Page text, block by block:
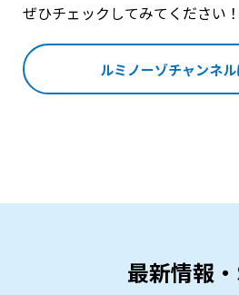
ぜひチェックしてみてください！
ルミノーゾチャンネ
最新情報